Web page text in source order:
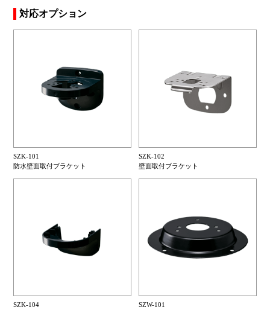
対応オプション
SZK-101
防水壁面取付ブラケット
SZK-102
壁面取付ブラケット
SZK-104
SZW-101